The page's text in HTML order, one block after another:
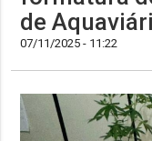
de
07/11/2025 - 11:22